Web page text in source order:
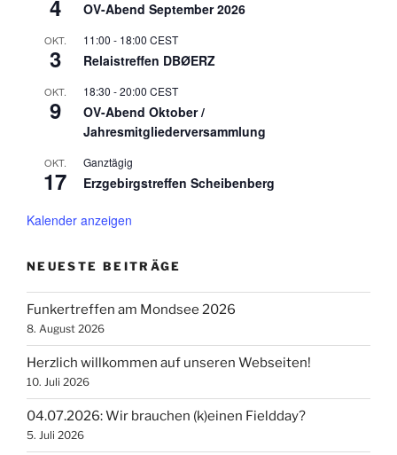
4 OV-Abend September 2026
OKT.
3
11:00 - 18:00 CEST
Relaistreffen DBØERZ
OKT.
9
18:30 -20:00 CEST
OV-Abend Oktober /
Jahresmitgliederversammlung
OKT.
17
Ganztägig
Erzgebirgstreffen Scheibenberg
Kalender anzeigen
NEUESTE BEITRÄGE
Funkertreffen am Mondsee 2026
8. August 2026
Herzlich willkommen auf unseren Webseiten!
10. Juli 2026
04.07.2026: Wir brauchen (k)einen Fieldday?
5. Juli 2026